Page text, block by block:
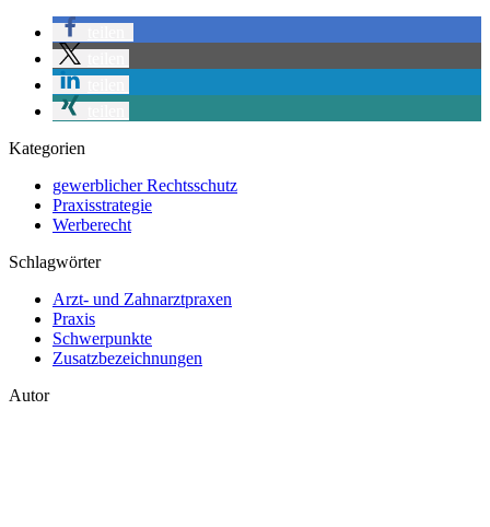
Kategorien
gewerblicher Rechtsschutz
Praxisstrategie
Werberecht
Schlagwörter
Arzt- und Zahnarztpraxen
Praxis
Schwerpunkte
Zusatzbezeichnungen
Autor